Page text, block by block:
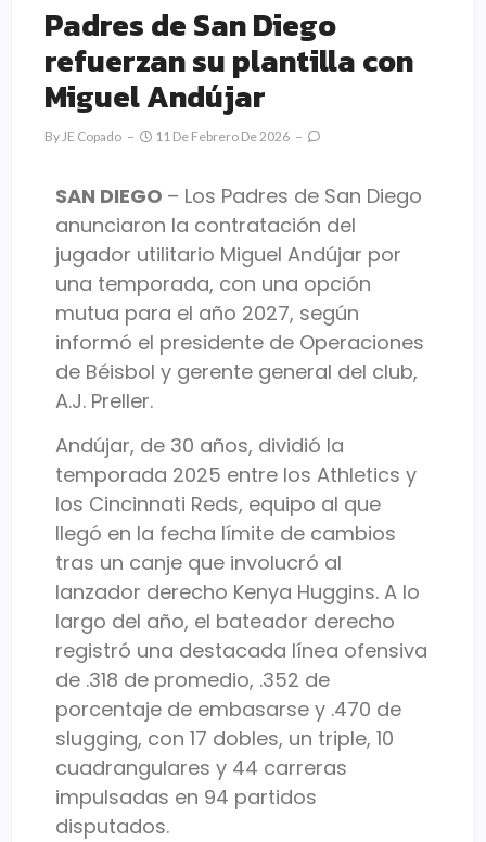
Padres de San Diego
refuerzan su plantilla con
Miguel Andújar
By JE Copado 11 De Febrero De 2026
SAN DIEGO – Los Padres de San Diego
anunciaron la contratación del
jugador utilitario Miguel Andújar por
una temporada, con una opción
mutua para el año 2027, según
informó el presidente de Operaciones
de Béisbol y gerente general del club,
A.J. Preller.
Andújar, de 30 años, dividió la
temporada 2025 entre los Athletics y
los Cincinnati Reds, equipo al que
llegó en la fecha límite de cambios
tras un canje que involucró al
lanzador derecho Kenya Huggins. A lo
largo del año, el bateador derecho
registró una destacada línea ofensiva
de .318 de promedio, .352 de
porcentaje de embasarse y .470 de
slugging, con 17 dobles, un triple, 10
cuadrangulares y 44 carreras
impulsadas en 94 partidos
disputados.